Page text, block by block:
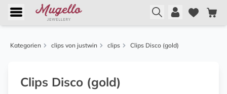
Kategorien clips von justwin clips Clips Disco (gold)
Clips Disco (gold)